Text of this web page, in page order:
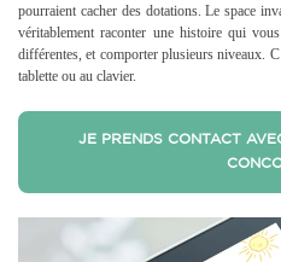
pourraient cacher des dotations. Le space
véritablement raconter une histoire qui
différentes, et comporter plusieurs niveaux.
tablette ou au clavier.
JE PRENDS CONTACT